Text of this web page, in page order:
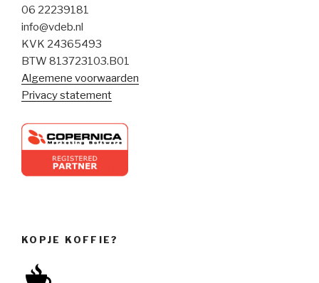
06 22239181
info@vdeb.nl
KVK 24365493
BTW 813723103.B01
Algemene voorwaarden
Privacy statement
KOPJE KOFFIE?